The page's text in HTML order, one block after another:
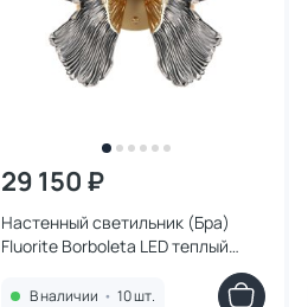
29 150 ₽
Настенный светильник (Бра)
Fluorite Borboleta LED теплый
свет (3000K) FL1103-1W1 золото
В наличии • 10 шт.